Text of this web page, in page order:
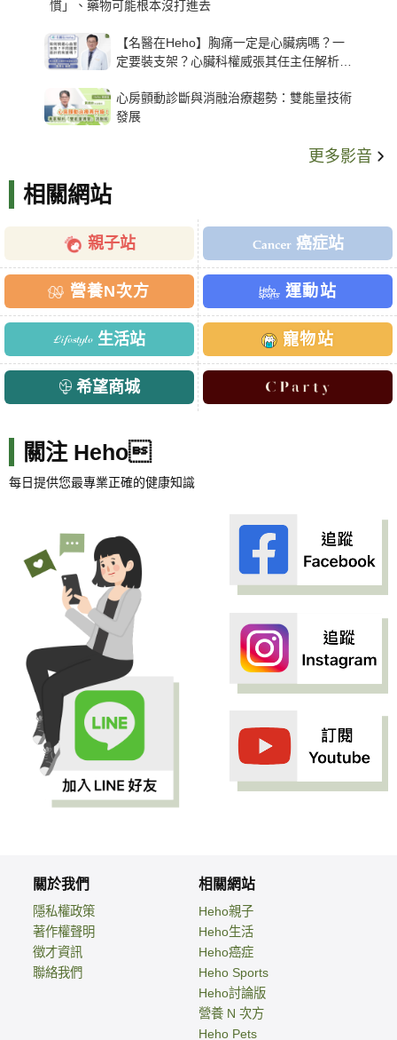
慣」、藥物可能根本沒打進去
【名醫在Heho】胸痛一定是心臟病嗎？一
定要裝支架？心臟科權威張其任主任解析支
心房顫動診斷與消融治療趨勢：雙能量技術
發展
更多影音
相關網站
親子站 癌症站
營養N次方 運動站
生活站 寵物站
希望商城
關注 Heho
每日提供您最專業正確的健康知識
關於我們
隱私權政策
著作權聲明
徵才資訊
聯絡我們
相關網站
Heho親子
Heho生活
Heho癌症
Heho Sports
Heho討論版
營養 N 次方
Heho Pets